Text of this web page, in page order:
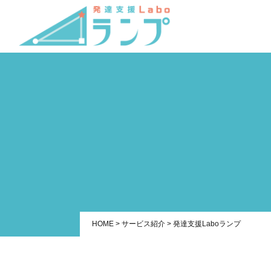
HOME > サービス紹介 > 発達支援Laboランプ